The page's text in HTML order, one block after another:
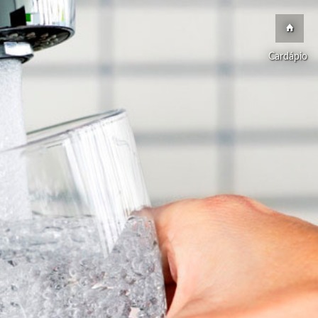
Cardápio